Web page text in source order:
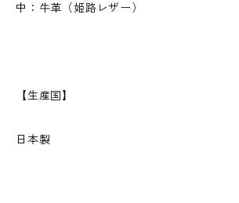
中：牛革（姫路レザー）
【生産国】
日本製